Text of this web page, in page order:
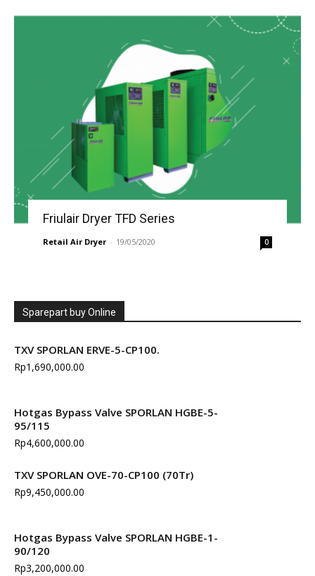
Friulair Dryer TFD Series
Retail Air Dryer - 19/05/2020 0
Sparepart buy Online
TXV SPORLAN ERVE-5-CP100.
Rp1,690,000.00
Hotgas Bypass Valve SPORLAN HGBE-5-
95/115
Rp4,600,000.00
TXV SPORLAN OVE-70-CP100 (70Tr)
Rp9,450,000.00
Hotgas Bypass Valve SPORLAN HGBE-1-
90/120
Rp3,200,000.00